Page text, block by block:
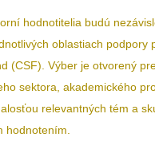
hodnotitelia budú
oblastiach podpory
(CSF). Výber je otvorený
sektora, akademického
relevantných tém a
hodnotením.